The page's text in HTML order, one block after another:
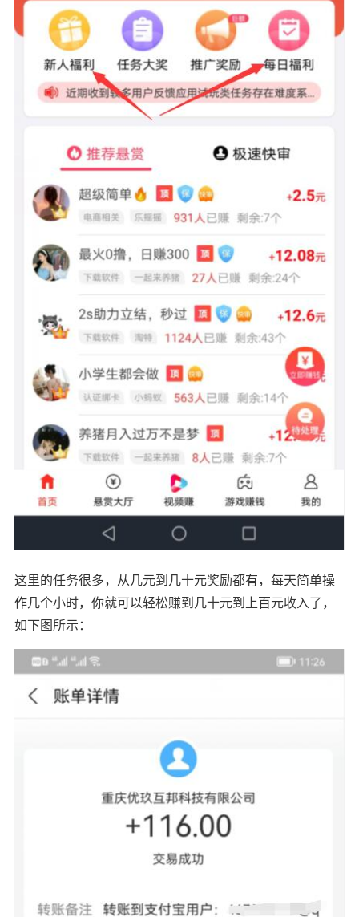
这里的任务很多，从几元到几十元奖励都有，每天简单操
作几个小时，你就可以轻松赚到几十元到上百元收入了，
如下图所示：